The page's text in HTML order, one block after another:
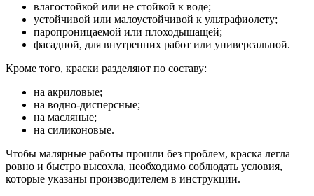
влагостойкой или не стойкой к воде;
устойчивой или малоустойчивой к ультрафиолету;
паропроницаемой или плоходышащей;
фасадной, для внутренних работ или универсальной.
Кроме того, краски разделяют по составу:
на акриловые;
на водно-дисперсные;
на масляные;
на силиконовые.
Чтобы малярные работы прошли без проблем, краска легла
ровно и быстро высохла, необходимо соблюдать условия,
которые указаны производителем в инструкции.